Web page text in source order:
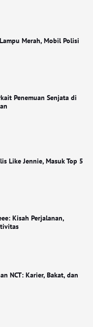
Merah, Mobil Polisi
Penemuan Senjata di
Like Jennie, Masuk Top 5
Kisah Perjalanan,
NCT: Karier, Bakat, dan